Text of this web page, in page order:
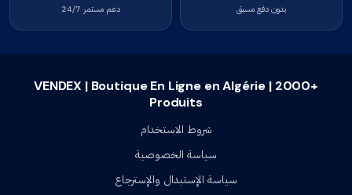
بدون دفع مسبق دعم مستمر 24/7
VENDEX | Boutique En Ligne en Algérie | 2000+
Produits
شروط الاستخدام
سياسة الخصوصية
سياسة الإستبدال والإسترجاع